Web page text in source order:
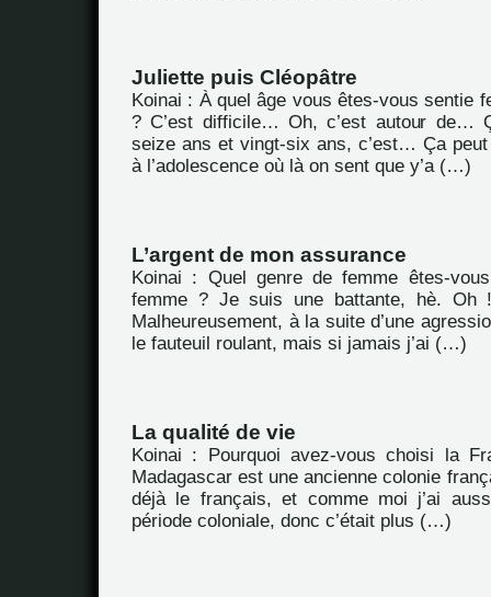
Juliette puis Cléopâtre
Koinai : À quel âge vous êtes-vous sentie
? C’est difficile… Oh, c’est autour de…
seize ans et vingt-six ans, c’est… Ça
à l’adolescence où là on sent que y’a (…)
L’argent de mon assurance
Koinai : Quel genre de femme êtes-
femme ? Je suis une battante, hè. Oh !
Malheureusement, à la suite d’une
le fauteuil roulant, mais si jamais j’ai (…)
La qualité de vie
Koinai : Pourquoi avez-vous choisi la
Madagascar est une ancienne colonie
déjà le français, et comme moi j’ai
période coloniale, donc c’était plus (…)